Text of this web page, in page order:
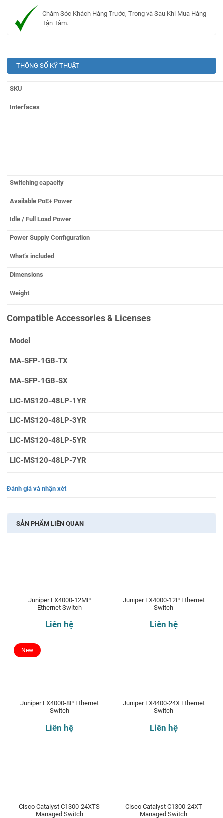
Chăm Sóc Khách Hàng Trước, Trong và Sau Khi Mua Hàng
Tận Tâm.
THÔNG SỐ KỸ THUẬT
SKU
Interfaces
Switching capacity
Available PoE+ Power
Idle / Full Load Power
Power Supply Configuration
What’s included
Dimensions
Weight
Compatible Accessories & Licenses
Model
MA-SFP-1GB-TX
MA-SFP-1GB-SX
LIC-MS120-48LP-1YR
LIC-MS120-48LP-3YR
LIC-MS120-48LP-5YR
LIC-MS120-48LP-7YR
Đánh giá và nhận xét
SẢN PHẨM LIÊN QUAN
Juniper EX4000-12MP
Ethernet Switch
Liên hệ
Juniper EX4000-12P Ethernet
Switch
Liên hệ
Juniper EX4000-8P Ethernet
Switch
Liên hệ
New
Juniper EX4400-24X Ethernet
Switch
Liên hệ
Cisco Catalyst C1300-24XTS
Managed Switch
Cisco Catalyst C1300-24XT
Managed Switch